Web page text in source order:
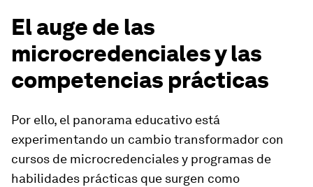
El auge de las
microcredenciales y las
competencias prácticas
Por ello, el panorama educativo está
experimentando un cambio transformador con
cursos de microcredenciales y programas de
habilidades prácticas que surgen como